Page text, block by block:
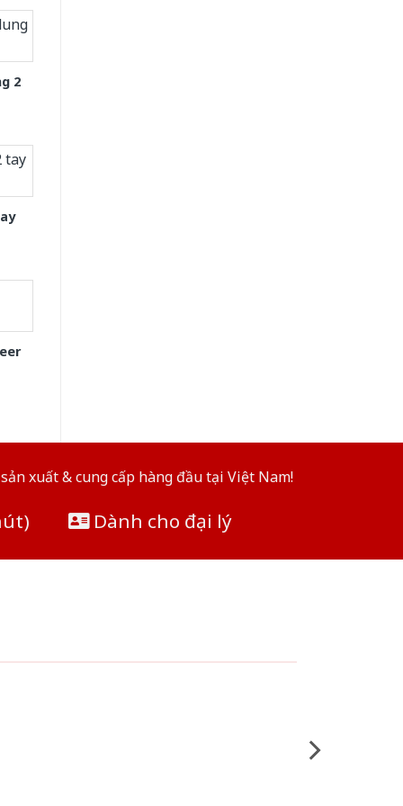
2
xuất & cung cấp hàng đầu tại Việt Nam!
Dành cho đại lý